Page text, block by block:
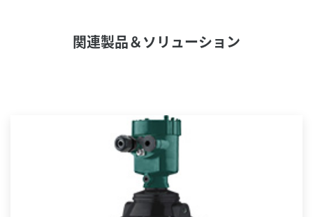
関連製品＆ソリューション